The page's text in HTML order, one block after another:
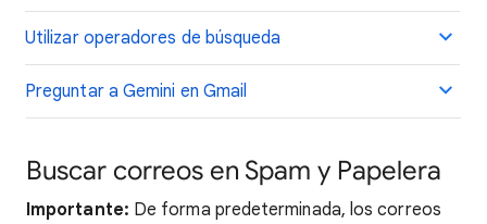
Utilizar operadores de búsqueda
Preguntar a Gemini en Gmail
Buscar correos en Spam y Papelera
Importante: De forma predeterminada, los correos